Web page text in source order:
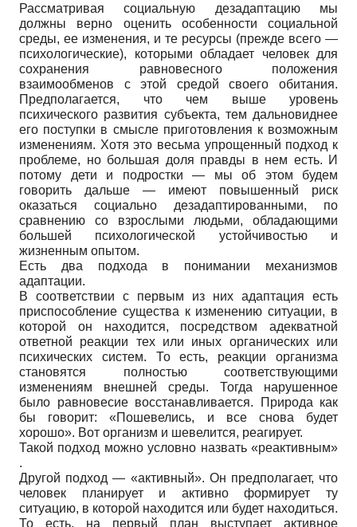
Рассматривая социальную дезадаптацию мы
должны верно оценить особенности социальной
среды, ее изменения, и те ресурсы (прежде всего —
психологические), которыми обладает человек для
сохранения равновесного положения
взаимообменов с этой средой своего обитания.
Предполагается, что чем выше уровень
психического развития субъекта, тем дальновиднее
его поступки в смысле приготовления к возможным
изменениям. Хотя это весьма упрощенный подход к
проблеме, но большая доля правды в нем есть. И
потому дети и подростки — мы об этом будем
говорить дальше — имеют повышенный риск
оказаться социально дезадаптированными, по
сравнению со взрослыми людьми, обладающими
большей психологической устойчивостью и
жизненным опытом.
Есть два подхода в понимании механизмов
адаптации.
В соответствии с первым из них адаптация есть
приспособление существа к изменению ситуации, в
которой он находится, посредством адекватной
ответной реакции тех или иных органических или
психических систем. То есть, реакции организма
становятся полностью соответствующими
изменениям внешней среды. Тогда нарушенное
было равновесие восстанавливается. Природа как
бы говорит: «Пошевелись, и все снова будет
хорошо». Вот организм и шевелится, реагирует.
Такой подход можно условно назвать «реактивным»
.
Другой подход — «активный». Он предполагает, что
человек планирует и активно формирует ту
ситуацию, в которой находится или будет находиться.
То есть, на первый план выступает активное